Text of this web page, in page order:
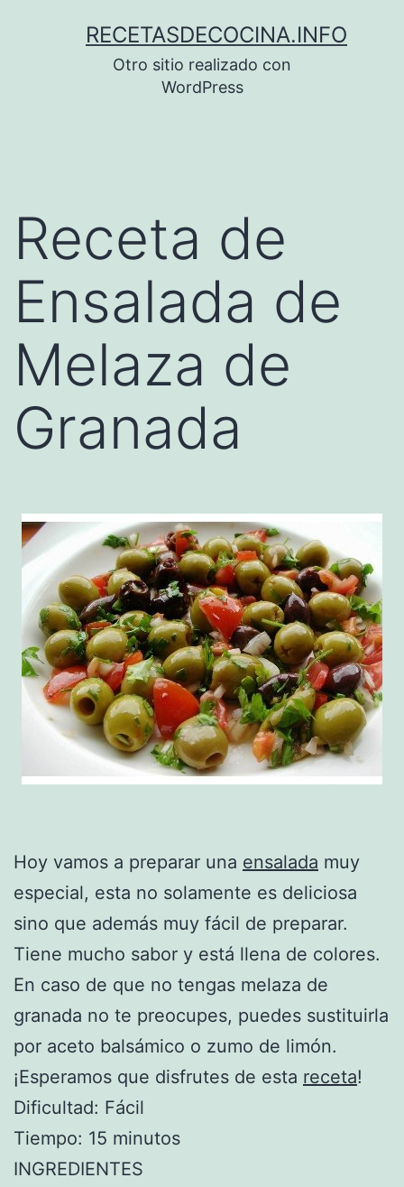
RECETASDECOCINA.INFO
Otro sitio realizado con
WordPress
Receta de
Ensalada de
Melaza de
Granada
Hoy vamos a preparar una ensalada muy
especial, esta no solamente es deliciosa
sino que además muy fácil de preparar.
Tiene mucho sabor y está llena de colores.
En caso de que no tengas melaza de
granada no te preocupes, puedes sustituirla
por aceto balsámico o zumo de limón.
¡Esperamos que disfrutes de esta receta!
Dificultad: Fácil
Tiempo: 15 minutos
INGREDIENTES